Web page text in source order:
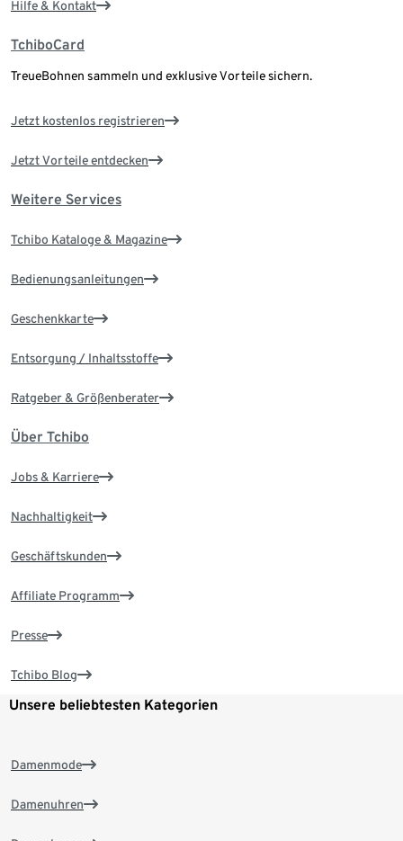
Hilfe & Kontakt
TchiboCard
TreueBohnen sammeln und exklusive Vorteile sichern.
Jetzt kostenlos registrieren
Jetzt Vorteile entdecken
Weitere Services
Tchibo Kataloge & Magazine
Bedienungsanleitungen
Geschenkkarte
Entsorgung / Inhaltsstoffe
Ratgeber & Größenberater
Über Tchibo
Jobs & Karriere
Nachhaltigkeit
Geschäftskunden
Affiliate Programm
Presse
Tchibo Blog
Unsere beliebtesten Kategorien
Damenmode
Damenuhren